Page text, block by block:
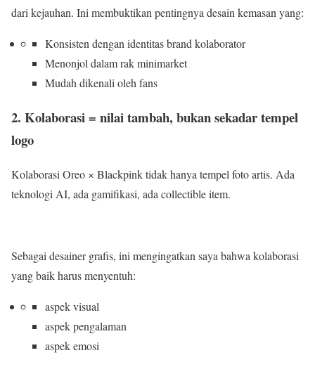
dari kejauhan. Ini membuktikan pentingnya desain kemasan yang:
Konsisten dengan identitas brand kolaborator
Menonjol dalam rak minimarket
Mudah dikenali oleh fans
2. Kolaborasi = nilai tambah, bukan sekadar tempel
logo
Kolaborasi Oreo × Blackpink tidak hanya tempel foto artis. Ada
teknologi AI, ada gamifikasi, ada collectible item.
Sebagai desainer grafis, ini mengingatkan saya bahwa kolaborasi
yang baik harus menyentuh:
aspek visual
aspek pengalaman
aspek emosi